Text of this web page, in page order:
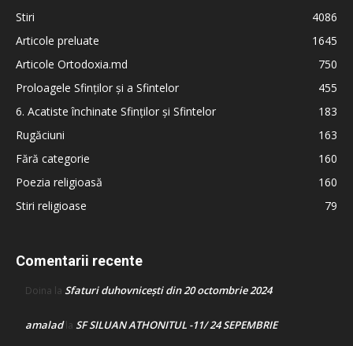
Stiri
4086
Articole preluate
1645
Articole Ortodoxia.md
750
Proloagele Sfinților și a Sfintelor
455
6. Acatiste închinate Sfinților și Sfintelor
183
Rugăciuni
163
Fără categorie
160
Poezia religioasă
160
Stiri religioase
79
Comentarii recente
Doina la Sfaturi duhovnicești din 20 octombrie 2024
amaladla SF SILUAN ATHONITUL -11/ 24 SEPEMBRIE